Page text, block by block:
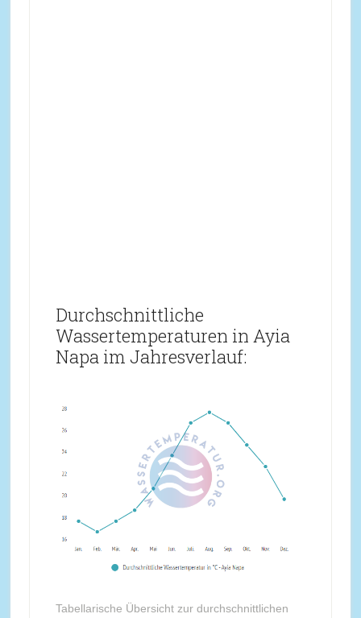
Durchschnittliche
Wassertemperaturen in Ayia
Napa im Jahresverlauf:
Tabellarische Übersicht zur durchschnittlichen